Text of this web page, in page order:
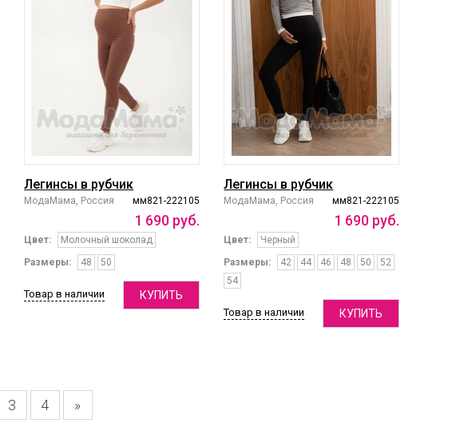
Легинсы в рубчик
мм821-222105
МодаМама, Россия
1 690 руб.
Цвет:
Молочный шоколад
Размеры:
48 50
Товар в наличии КУПИТЬ
Легинсы в рубчик
мм821-222105
МодаМама, Россия
1 690 руб.
Цвет:
Черный
Размеры:
42 44 46 48 50
52
54
Товар в наличии КУПИТЬ
3 4 »